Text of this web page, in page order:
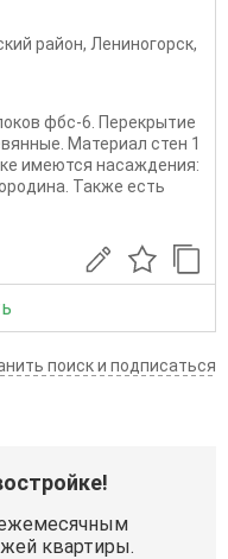
район, Лениногорск,
фбс-6. Перекрытие
Материал стен 1
имеются насаждения:
Также есть
поиск и подписаться
ежемесячным
квартиры.